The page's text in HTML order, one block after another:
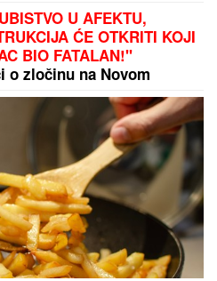
U AFEKTU,
ĆE OTKRITI KOJI
BIO FATALAN!"
o zločinu na Novom
Da li je tragedija mogla